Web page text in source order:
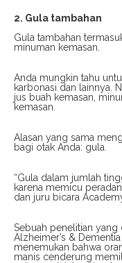
2. Gula tambahan
Gula tambahan
minuman kemasan.
Anda mungkin tahu
karbonasi dan lainnya.
jus buah kemasan,
kemasan.
Alasan yang sama
bagi otak Anda: gula.
“Gula dalam jumlah
karena memicu
dan juru bicara
Sebuah penelitian yang
Alzheimer’s &
menemukan bahwa
manis cenderung